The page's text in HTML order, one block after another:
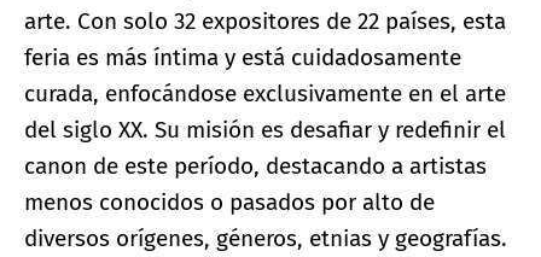
arte. Con solo 32 expositores de 22 países, esta
feria es más íntima y está cuidadosamente
curada, enfocándose exclusivamente en el arte
del siglo XX. Su misión es desafiar y redefinir el
canon de este período, destacando a artistas
menos conocidos o pasados por alto de
diversos orígenes, géneros, etnias y geografías.